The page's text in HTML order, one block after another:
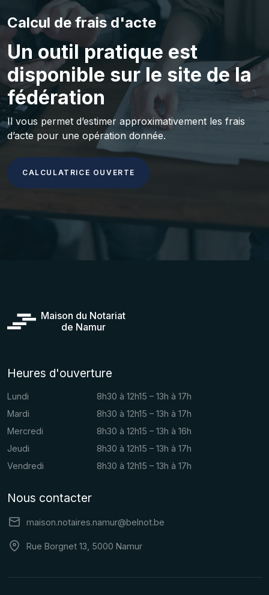
Calcul de frais d'acte
Un outil pratique est
disponible sur le site de la
fédération
Il vous permet d’estimer approximativement les frais
d’acte pour une opération donnée.
CALCULATRICE OUVERTE
Maison du Notariat
de Namur
Heures d'ouverture
Lundi
8h30 à 12h15 – 13h à 17h
Mardi
8h30 à 12h15 – 13h à 17h
Mercredi
8h30 à 12h15 – 13h à 16h
Jeudi
8h30 à 12h15 – 13h à 17h
Vendredi
8h30 à 12h15 – 13h à 17h
Nous contacter
maison.notaires.namur@belnot.be
Rue Borgnet 13, 5000 Namur